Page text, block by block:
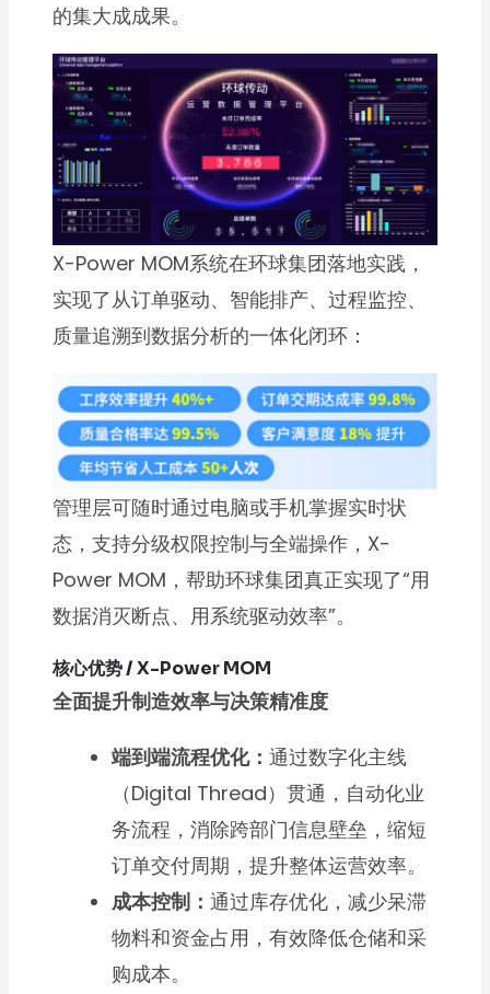
的集大成成果。
X-Power MOM系统在环球集团落地实践，
实现了从订单驱动、智能排产、过程监控、
质量追溯到数据分析的一体化闭环：
管理层可随时通过电脑或手机掌握实时状
态，支持分级权限控制与全端操作，X-
Power MOM，帮助环球集团真正实现了“用
数据消灭断点、用系统驱动效率”。
核心优势 / X-Power MOM
全面提升制造效率与决策精准度
端到端流程优化：通过数字化主线
（Digital Thread）贯通，自动化业
务流程，消除跨部门信息壁垒，缩短
订单交付周期，提升整体运营效率。
成本控制：通过库存优化，减少呆滞
物料和资金占用，有效降低仓储和采
购成本。